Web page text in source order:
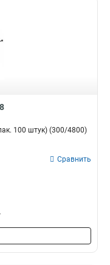
100 штук) (300/4800)
Сравнить